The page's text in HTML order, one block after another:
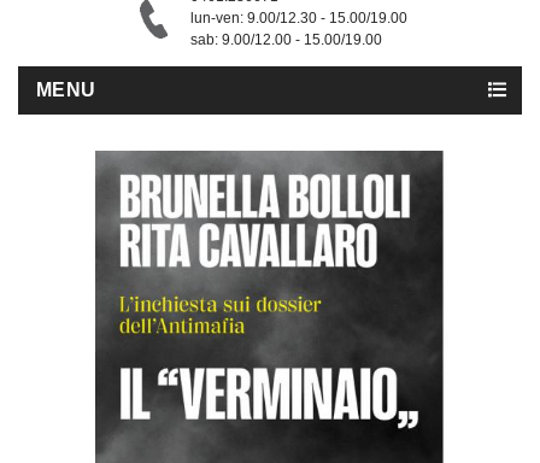
lun-ven: 9.00/12.30 - 15.00/19.00
sab: 9.00/12.00 - 15.00/19.00
MENU